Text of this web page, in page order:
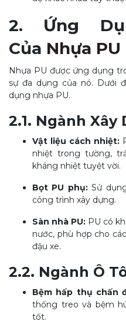
2. Ứng
Của Nhựa PU
Nhựa PU được ứng dụng
sự đa dụng của nó. Dưới
dụng nhựa PU.
2.1. Ngành Xây
Vật liệu cách nhiệt:
nhiệt trong tường,
kháng nhiệt tuyệt vời.
Bọt PU phụ:Sử
công trình xây dựng.
Sàn nhà PU: PU có
nước, phù hợp cho
đậu xe.
2.2. Ngành Ô
Bệm hấp thụ chấn
thống treo và bệm
tốt.